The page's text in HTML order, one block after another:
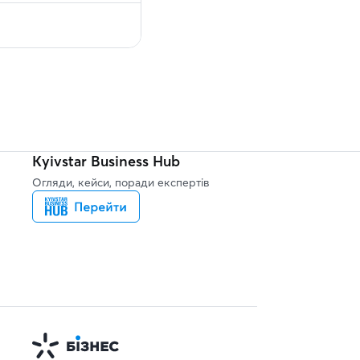
Kyivstar Business Hub
Огляди, кейси, поради експертів